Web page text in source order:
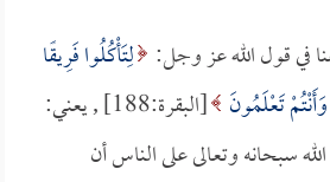
في قول الله عز وجل: لِتَأْكُلُوا فَرِيقًا
تَعْلَمُونَ
[البقرة:188] , يعني:
سبحانه وتعالى على الناس أن